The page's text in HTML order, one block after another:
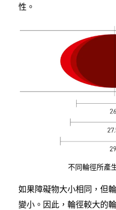
性。
不同輪徑所產
如果障礙物大小相同，但
變小。因此，輪徑較大的